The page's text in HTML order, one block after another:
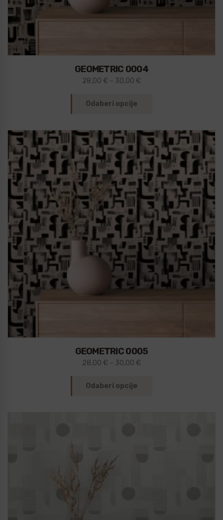
GEOMETRIC 0004
28,00 € – 30,00 €
Odaberi opcije
GEOMETRIC 0005
28,00 € – 30,00 €
Odaberi opcije